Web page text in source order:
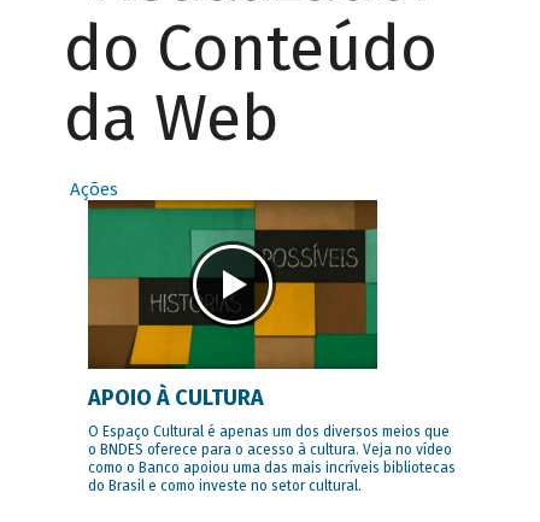
do Conteúdo
da Web
Ações
APOIO À CULTURA
O Espaço Cultural é apenas um dos diversos meios que
o BNDES oferece para o acesso à cultura. Veja no vídeo
como o Banco apoiou uma das mais incríveis bibliotecas
do Brasil e como investe no setor cultural.